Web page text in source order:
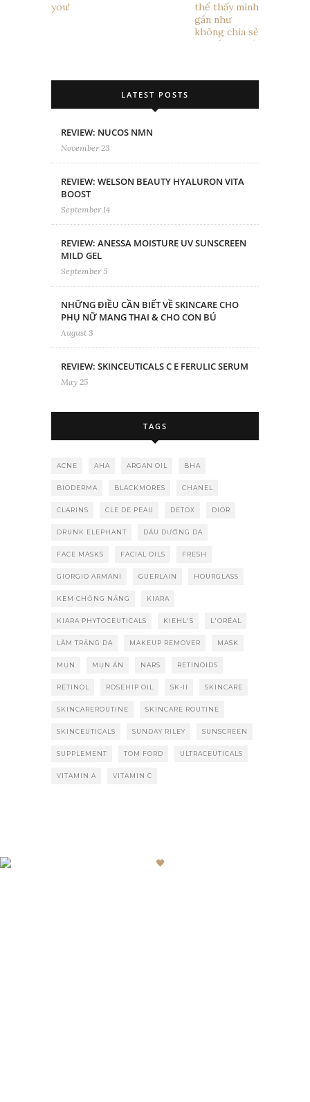
LATEST POSTS
REVIEW: NUCOS NMN
November 23
REVIEW: WELSON BEAUTY HYALURON VITA
BOOST
September 14
REVIEW: ANESSA MOISTURE UV SUNSCREEN
MILD GEL
September 5
NHỮNG ĐIỀU CẦN BIẾT VỀ SKINCARE CHO
PHỤ NỮ MANG THAI & CHO CON BÚ
August 3
REVIEW: SKINCEUTICALS C E FERULIC SERUM
May 25
TAGS
ACNE AHA ARGAN OIL BHA
BIODERMA BLACKMORES CHANEL
CLARINS CLE DE PEAU DETOX DIOR
DRUNK ELEPHANT DẦU DƯỠNG DA
FACE MASKS FACIAL OILS FRESH
GIORGIO ARMANI GUERLAIN HOURGLASS
KEM CHỐNG NẮNG KIARA
KIARA PHYTOCEUTICALS KIEHL'S L'ORÉAL
LÀM TRẮNG DA MAKEUP REMOVER MASK
MỤN MỤN ẨN NARS RETINOIDS
RETINOL ROSEHIP OIL SK-II SKINCARE
SKINCAREROUTINE SKINCARE ROUTINE
SKINCEUTICALS SUNDAY RILEY SUNSCREEN
SUPPLEMENT TOM FORD ULTRACEUTICALS
VITAMIN A VITAMIN C